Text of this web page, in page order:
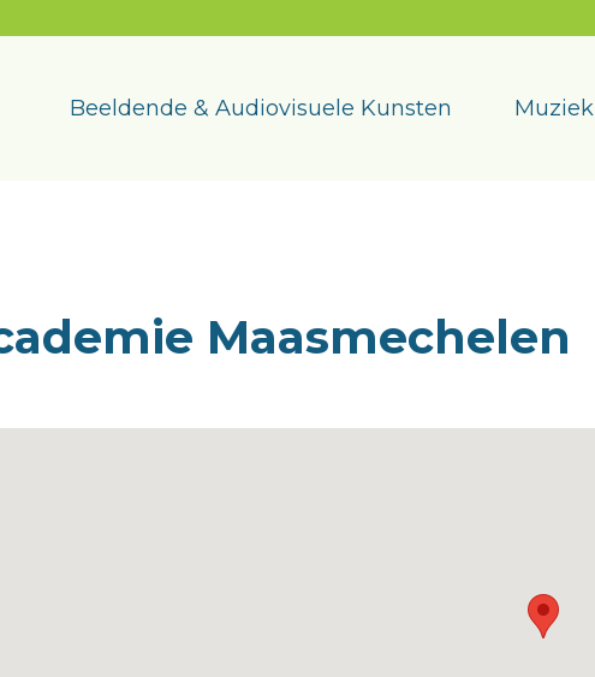
Beeldende & Audiovisuele Kunsten Muziek
Maasmechelen